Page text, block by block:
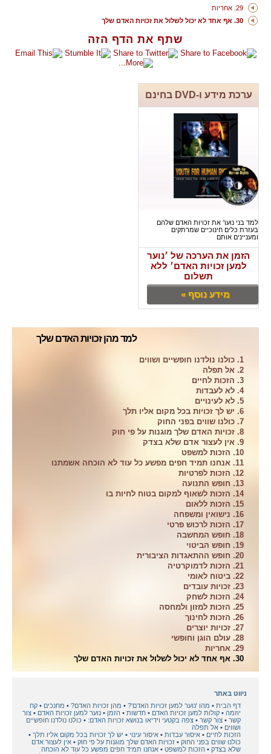
שתף את הדף הזה
ערכת מידע ו-DVD בחינם
למד בני נוער את זכויות האדם שלהם
בעזרת כלים חינוכיים שמרתקים
ומעניינים אותם
הזמן את הערכה של ׳נוער
למען זכויות האדם׳ ללא
תשלום
מידע נוסף »
למד מהן זכויות האדם שלך
1. כולנו נולדנו חופשיים ושווים
2. אל תפלה
3. הזכות לחיים
4. לא לעבדות
5. לא לעינויים
6. יש לך זכויות בכל מקום אליו תלך
7. כולנו שווים בפני החוק
8. זכויות האדם שלך מוגנות על פי חוק
9. אין לעצור אדם שלא בצדק
10. הזכות למשפט
11. אנחנו תמיד חפים מפשע כל עוד לא הוכחה אשמתנו
12. הזכות לפרטיות
13. חופש התנועה
14. הזכות לשאוף למקום בטוח לחיות בו
15. הזכות ללאום
16. נישואין ומשפחה
17. הזכות לרכוש פרטי
18. חופש המחשבה
19. חופש הביטוי
20. חופש ההתאגדות הציבורית
21. הזכות לדמוקרטיה
22. ביטוח לאומי
23. זכויות עובדים
24. הזכות לשחק
25. הזכות למזון ולמחסה
26. הזכות לחינוך
27. זכויות יוצרים
28. עולם הוגן וחופשי
29. אחריות
30. אף אחד לא יכול לשלול את זכויות האדם שלך
29. אחריות
30. אף אחד לא יכול לשלול את זכויות האדם שלך
ניווט באתר
דף הבית
מהו 'נוער למען זכויות האדם'? מהן זכויות האדם? מחנכים
קח
יוזמה
קולות למען זכויות האדם חדשות הזמן נוער למען זכויות האדם
צור
קשר
צור קשר צפה בקטעי וידיאו בנושא זכויות האדם:
כולנו נולדנו חופשיים
ושווים
אל תפלה
הזכות לחיים
איסור עבדות איסור עינוי
יש לך זכויות בכל מקום אליו תלך
כולנו שווים בפני החוק
זכויות האדם שלך מוגנות על פי חוק
אין לעצור אדם
שלא בצדק
הזכות למשפט
אנחנו תמיד חפים מפשע כל עוד לא הוכחה